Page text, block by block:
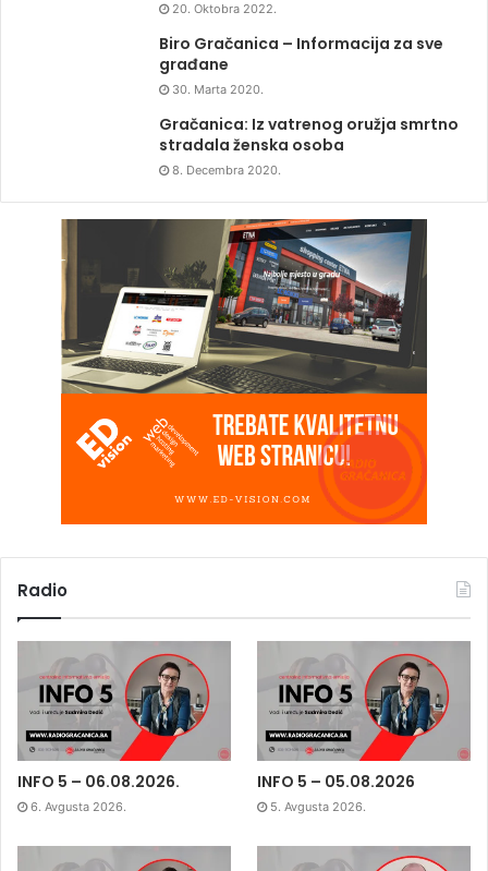
20. Oktobra 2022.
Biro Gračanica – Informacija za sve
građane
30. Marta 2020.
Gračanica: Iz vatrenog oružja smrtno
stradala ženska osoba
8. Decembra 2020.
Radio
INFO 5 – 06.08.2026.
6. Avgusta 2026.
INFO 5 – 05.08.2026
5. Avgusta 2026.